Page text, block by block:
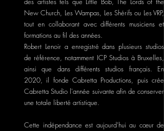
New Church, Les Wampas, Les Shérifs ou Les VRP,
tout en collaborant avec différents musiciens et
formations au fil des années.
Robert Lenoir a enregistré dans plusieurs studios
de référence, notamment ICP Studios à Bruxelles,
ainsi que dans différents studios français. En
2020, il fonde Cabretta Productions, puis crée
Cabretta Studio l'année suivante afin de conserver
une totale liberté artistique.
Cette indépendance est aujourd'hui au cœur de